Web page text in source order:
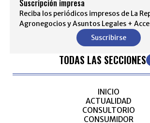
Suscripción impresa
Reciba los periódicos impresos de La
Agronegocios y Asuntos Legales +
Suscribirse
TODAS LAS SECCIONES
INICIO
ACTUALIDAD
CONSULTORIO
CONSUMIDOR